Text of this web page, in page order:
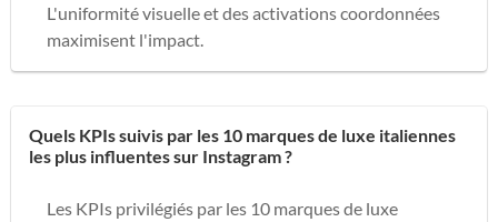
L'uniformité visuelle et des activations coordonnées
maximisent l'impact.
Quels KPIs suivis par les 10 marques de luxe italiennes
les plus influentes sur Instagram ?
Les KPIs privilégiés par les 10 marques de luxe